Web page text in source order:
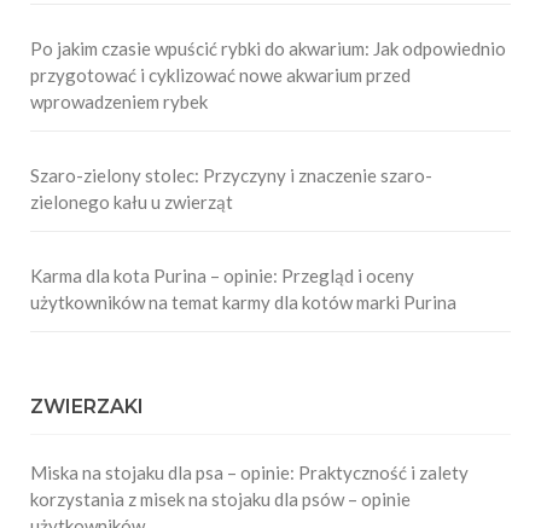
Po jakim czasie wpuścić rybki do akwarium: Jak odpowiednio
przygotować i cyklizować nowe akwarium przed
wprowadzeniem rybek
Szaro-zielony stolec: Przyczyny i znaczenie szaro-
zielonego kału u zwierząt
Karma dla kota Purina – opinie: Przegląd i oceny
użytkowników na temat karmy dla kotów marki Purina
ZWIERZAKI
Miska na stojaku dla psa – opinie: Praktyczność i zalety
korzystania z misek na stojaku dla psów – opinie